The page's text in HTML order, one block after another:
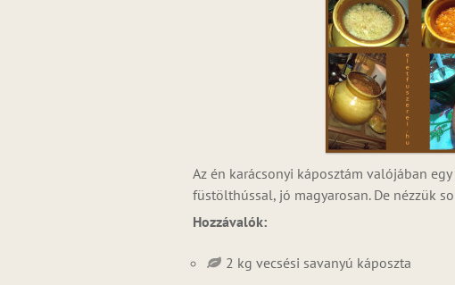
Az én karácsonyi káposztám valójában
füstölthússal, jó magyarosan. De nézzük
Hozzávalók:
2 kg vecsési savanyú káposzta